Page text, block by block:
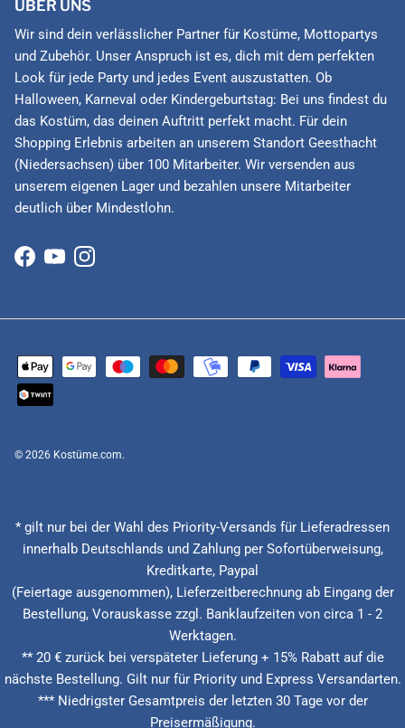
ÜBER UNS
Wir sind dein verlässlicher Partner für Kostüme, Mottopartys
und Zubehör. Unser Anspruch ist es, dich mit dem perfekten
Look für jede Party und jedes Event auszustatten. Ob
Halloween, Karneval oder Kindergeburtstag: Bei uns findest du
das Kostüm, das deinen Auftritt perfekt macht. Für dein
Shopping Erlebnis arbeiten an unserem Standort Geesthacht
(Niedersachsen) über 100 Mitarbeiter. Wir versenden aus
unserem eigenen Lager und bezahlen unsere Mitarbeiter
deutlich über Mindestlohn.
Facebook
YouTubeInstagram
© 2026 Kostüme.com.
* gilt nur bei der Wahl des Priority-Versands für Lieferadressen
innerhalb Deutschlands und Zahlung per Sofortüberweisung,
Kreditkarte, Paypal
(Feiertage ausgenommen), Lieferzeitberechnung ab Eingang der
Bestellung, Vorauskasse zzgl. Banklaufzeiten von circa 1 - 2
Werktagen.
** 20 € zurück bei verspäteter Lieferung + 15% Rabatt auf die
nächste Bestellung. Gilt nur für Priority und Express Versandarten.
*** Niedrigster Gesamtpreis der letzten 30 Tage vor der
Preisermäßigung.